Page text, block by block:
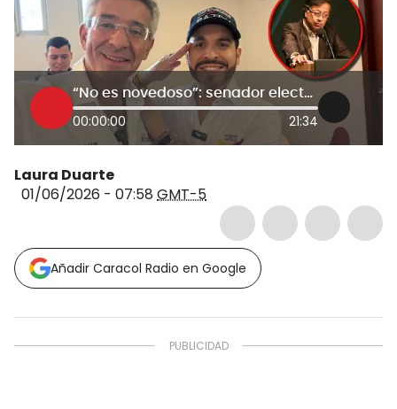
“No es novedoso”: senador electo Enrique Gómez tras declaraciones de Petro sobre preconteo electoral
00:00:00 21:34
Laura Duarte
01/06/2026 - 07:58 GMT-5
Añadir Caracol Radio en Google